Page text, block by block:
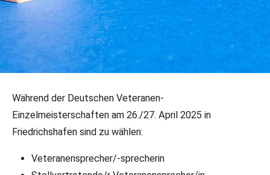
17.03.2025
DFB-Veteranensprecherwahlen 2025
Während der Deutschen Veteranen-
Einzelmeisterschaften am 26./27. April 2025 in
Friedrichshafen sind zu wählen:
Veteranensprecher/-sprecherin